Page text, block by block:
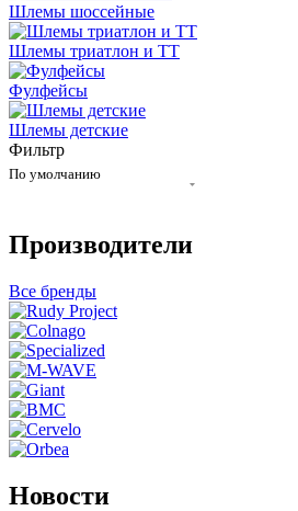
Шлемы шоссейные
Шлемы триатлон и ТТ
Фулфейсы
Шлемы детские
Фильтр
По умолчанию
Производители
Все бренды
Новости